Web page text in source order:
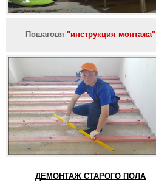
Пошаговя "инструкция монтажа"
ДЕМОНТАЖ СТАРОГО ПОЛА